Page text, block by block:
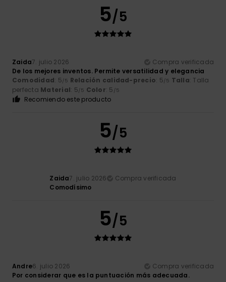
5/5
Zaida7. julio 2026
Compra verificada
De los mejores inventos. Permite versatilidad y elegancia
Comodidad: 5/5 Relación calidad-precio: 5/5 Talla: Talla
perfecta Material: 5/5 Color: 5 /5
Recomiendo este producto
5/5
Zaida7. julio 2026
Compra verificada
Comodísimo
5/5
Andre6. julio 2026
Compra verificada
Por considerar que es la puntuación más adecuada.